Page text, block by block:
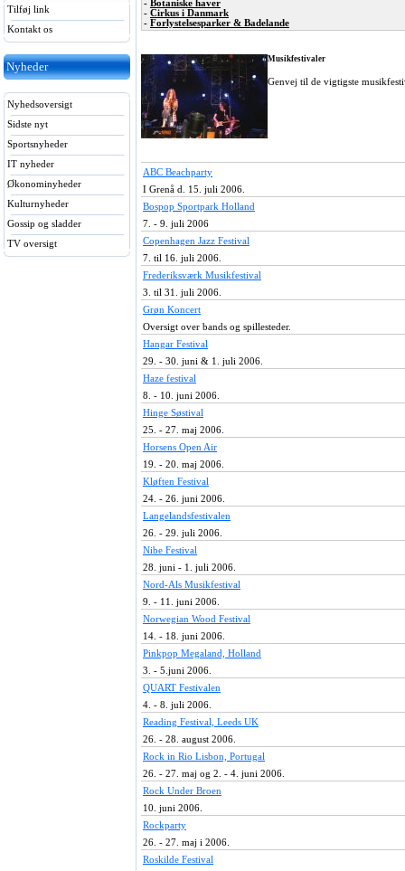
Tilføj link
Kontakt os
Nyheder
Nyhedsoversigt
Sidste nyt
Sportsnyheder
IT nyheder
Økonominyheder
Kulturnyheder
Gossip og sladder
TV oversigt
- Botaniske haver
- Cirkus i Danmark
- Forlystelsesparker & Badelande
Musikfestivaler
Genvej til de vigtigste
ABC Beachparty
I Grenå d. 15. juli 2006.
Bospop Sportpark Holland
7. - 9. juli 2006
Copenhagen Jazz Festival
7. til 16. juli 2006.
Frederiksværk Musikfestival
3. til 31. juli 2006.
Grøn Koncert
Oversigt over bands og spillesteder.
Hangar Festival
29. - 30. juni & 1. juli 2006.
Haze festival
8. - 10. juni 2006.
Hinge Søstival
25. - 27. maj 2006.
Horsens Open Air
19. - 20. maj 2006.
Kløften Festival
24. - 26. juni 2006.
Langelandsfestivalen
26. - 29. juli 2006.
Nibe Festival
28. juni - 1. juli 2006.
Nord-Als Musikfestival
9. - 11. juni 2006.
Norwegian Wood Festival
14. - 18. juni 2006.
Pinkpop Megaland, Holland
3. - 5.juni 2006.
QUART Festivalen
4. - 8. juli 2006.
Reading Festival, Leeds UK
26. - 28. august 2006.
Rock in Rio Lisbon, Portugal
26. - 27. maj og 2. - 4. juni 2006.
Rock Under Broen
10. juni 2006.
Rockparty
26. - 27. maj i 2006.
Roskilde Festival